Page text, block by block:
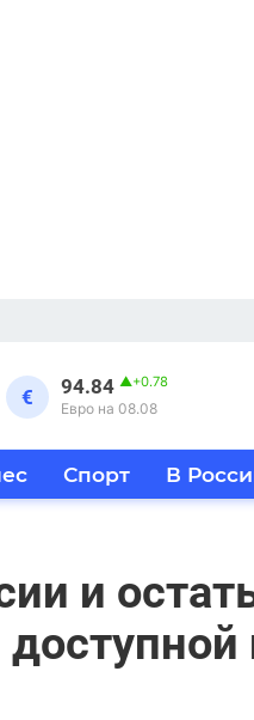
€ 94.84 ▲+0.78
Евро на 08.08
Спорт В
и